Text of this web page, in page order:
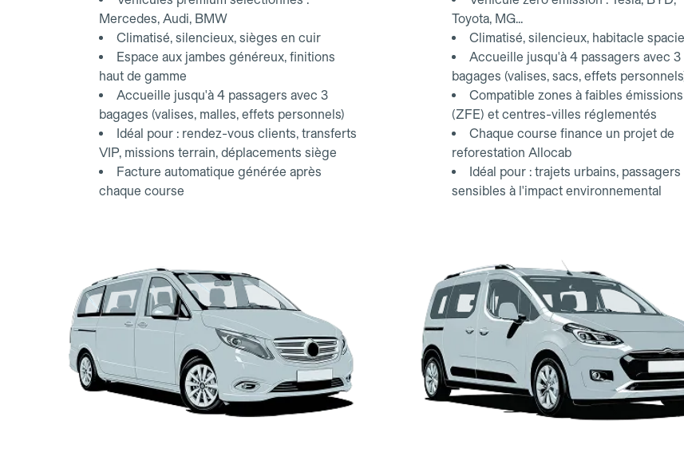
Mercedes, Audi, BMW
Climatisé, silencieux, sièges en cuir
Espace aux jambes généreux, finitions
haut de gamme
Accueille jusqu'à 4 passagers avec 3
bagages (valises, malles, effets personnels)
Idéal pour : rendez-vous clients, transferts
VIP, missions terrain, déplacements siège
Facture automatique générée après
chaque course
Toyota, MG...
Climatisé, silencieux, habitacle
Accueille jusqu'à 4 passagers avec 3
bagages (valises, sacs, effets
Compatible zones à faibles émissions
(ZFE) et centres-villes réglementés
Chaque course finance un projet de
reforestation Allocab
Idéal pour : trajets urbains, passagers
sensibles à l'impact environnemental